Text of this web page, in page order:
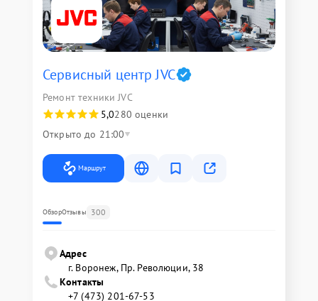
Сервисный центр JVC
Ремонт техники JVC
5,0280 оценки
Открыто до 21:00
Маршрут
ОбзорОтзывы 300
Адрес
г. Воронеж, Пр. Революции, 38
Контакты
+7 (473) 201-67-53